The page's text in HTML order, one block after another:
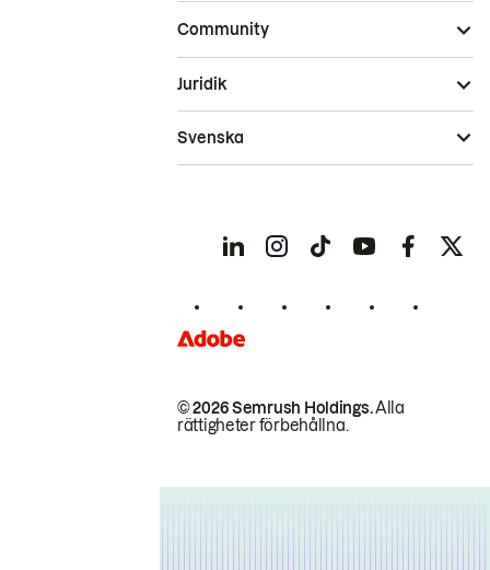
Community
© 2026 Semrush Holdings.Alla
rättigheter förbehållna.
Juridik
Svenska